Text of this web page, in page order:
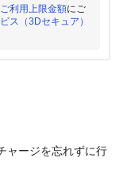
ご利用上限金額にご
ス（3Dセキュア）
ャージを忘れずに行